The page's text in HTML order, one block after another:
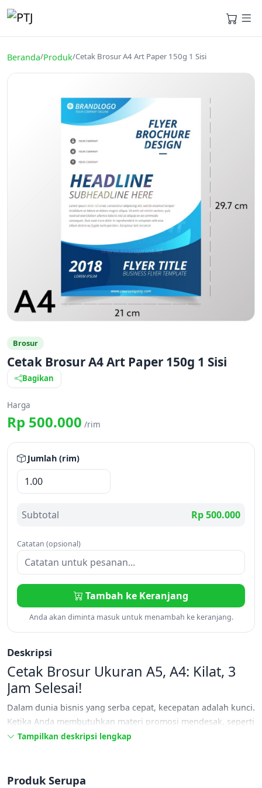
Beranda/Produk/Cetak Brosur A4 Art Paper 150g 1 Sisi
Brosur
Cetak Brosur A4 Art Paper 150g 1 Sisi
Bagikan
Harga
Rp 500.000 /rim
Jumlah (rim)
Subtotal Rp 500.000
Catatan (opsional)
Tambah ke Keranjang
Anda akan diminta masuk untuk menambah ke keranjang.
Deskripsi
Cetak Brosur Ukuran A5, A4: Kilat, 3
Jam Selesai!
Dalam dunia bisnis yang serba cepat, kecepatan adalah kunci.
Ketika Anda membutuhkan materi promosi mendesak, seperti
brosur atau flyer, menunggu berhari-hari tentu bukan pilihan.
untuk kebutuhan promosi mendadak atau event yang sudah
Tampilkan deskripsi lengkap
Produk Serupa